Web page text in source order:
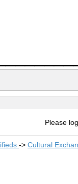
Please
-> Cultural